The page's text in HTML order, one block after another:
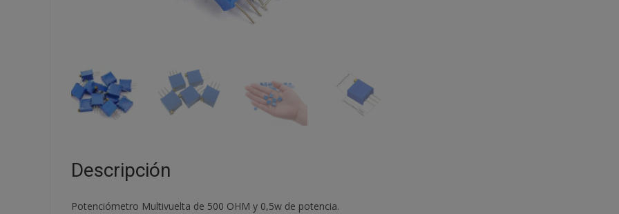
Descripción
Potenciómetro Multivuelta de 500 OHM y 0,5w de potencia.